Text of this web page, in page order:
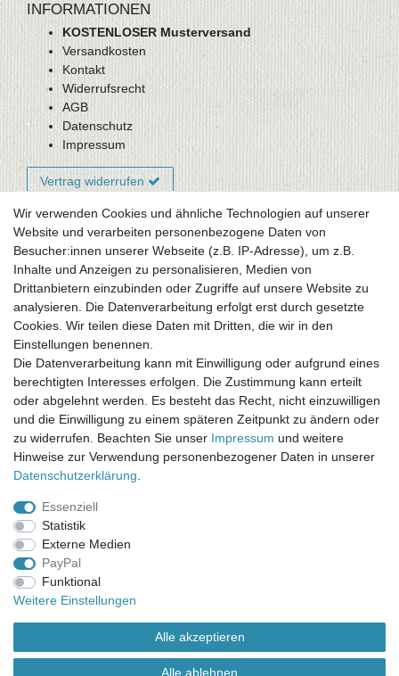
INFORMATIONEN
KOSTENLOSER Musterversand
Versandkosten
Kontakt
Widerrufsrecht
AGB
Datenschutz
Impressum
Vertrag widerrufen
Newsletter-Anmeldung
FAQ / Fragen
Mein Warenkorb
Mein Merkzettel
Mein Konto
UNSER LADENGESCHÄFT
Gottlieb-Daimler-Str. 10
33334 Gütersloh
ÖFFNUNGSZEITEN
Montag - Dienstag: 8.00 - 18.00 Uhr, Mittwoch Ruhetag,
Donnerstag: 8.00 - 18.00 Uhr, Freitag 8.00 - 14.00 Uhr
KUNDENSERVICE
Telefon: (05241) 403 22 38
E-Mail: info@stoffamstueck.de
Alle Preise inklusive gesetzlicher Mehrwertsteuer und
zuzüglichVersandkosten. * Pflichtfeld
Wir verwenden Cookies und ähnliche Technologien auf unserer
Website und verarbeiten personenbezogene Daten von
Besucher:innen unserer Webseite (z.B. IP-Adresse), um z.B.
Inhalte und Anzeigen zu personalisieren, Medien von
Drittanbietern einzubinden oder Zugriffe auf unsere Website zu
analysieren. Die Datenverarbeitung erfolgt erst durch gesetzte
Cookies. Wir teilen diese Daten mit Dritten, die wir in den
Einstellungen benennen.
Die Datenverarbeitung kann mit Einwilligung oder aufgrund eines
berechtigten Interesses erfolgen. Die Zustimmung kann erteilt
oder abgelehnt werden. Es besteht das Recht, nicht einzuwilligen
und die Einwilligung zu einem späteren Zeitpunkt zu ändern oder
zu widerrufen. Beachten Sie unser Impressum und weitere
Hinweise zur Verwendung personenbezogener Daten in unserer
Daten­schutz­erklärung
Essenziell
Statistik
Externe Medien
PayPal
Funktional
Weitere Einstellungen
Alle akzeptieren
Alle ablehnen